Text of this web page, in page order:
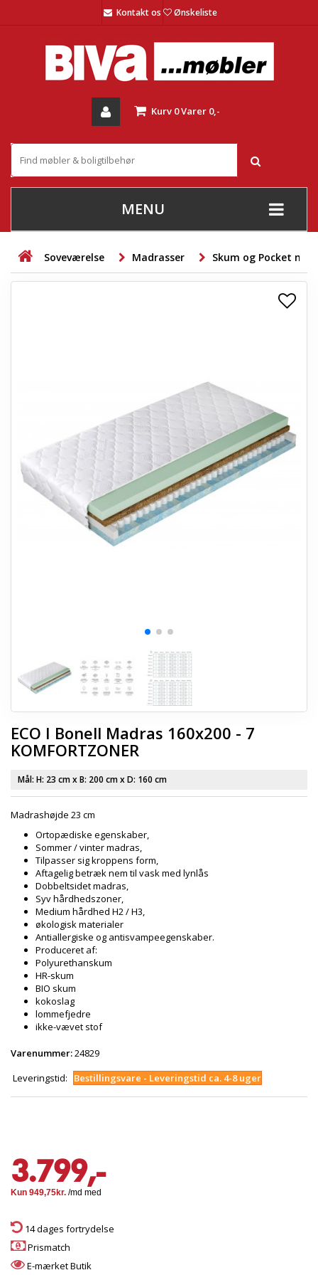
Kontakt os Ønskeliste
Kurv 0Varer 0,-
MENU
+
STUE
+
+
LAMPER
HAVEMØBLER
ENTREMØBLER
SPAR PENGE PÅ UDVALGTE VARER
Soveværelse Madrasser Skum og Pocket
ECO I Bonell Madras 160x200 - 7
KOMFORTZONER
Mål: H: 23 cmx B: 200 cmx D: 160 cm
Madrashøjde 23 cm
Ortopædiske egenskaber,
Sommer / vinter madras,
Tilpasser sig kroppens form,
Aftagelig betræk nem til vask med lynlås
Dobbeltsidet madras,
Syv hårdhedszoner,
Medium hårdhed H2 / H3,
økologisk materialer
Antiallergiske og antisvampeegenskaber.
Produceret af:
Polyurethanskum
HR-skum
BIO skum
kokoslag
lommefjedre
ikke-vævet stof
Varenummer:24829
Leveringstid:
Bestillingsvare - Leveringstid ca. 4-8 uger
3.799,-
14 dages fortrydelse
Prismatch
E-mærket Butik